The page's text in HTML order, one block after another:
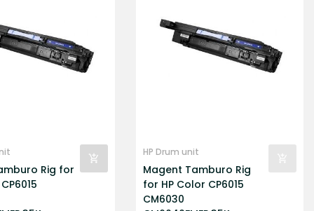
Rig for
HP Drum unit
Magent Tamburo Rig
for HP Color CP6015
CM6030